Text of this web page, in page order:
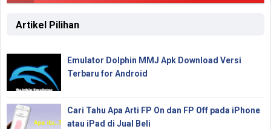
Artikel Pilihan
Emulator Dolphin MMJ Apk Download Versi
Terbaru for Android
Cari Tahu Apa Arti FP On dan FP Off pada iPhone
atau iPad di Jual Beli